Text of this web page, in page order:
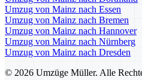
Umzug von Mainz nach Essen
Umzug von Mainz nach Bremen
Umzug von Mainz nach Hannover
Umzug von Mainz nach Nürnberg
Umzug von Mainz nach Dresden
© 2026 Umzüge Müller. Alle